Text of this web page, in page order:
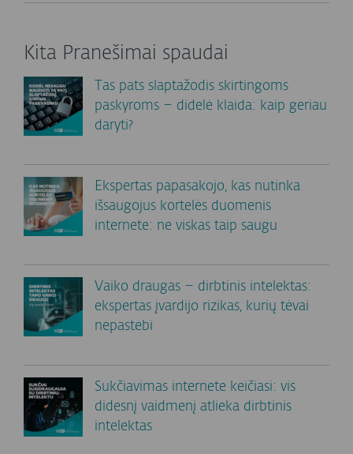
Kita Pranešimai spaudai
Tas pats slaptažodis skirtingoms
paskyroms – didelė klaida: kaip geriau
daryti?
Ekspertas papasakojo, kas nutinka
išsaugojus kortelės duomenis
internete: ne viskas taip saugu
Vaiko draugas – dirbtinis intelektas:
ekspertas įvardijo rizikas, kurių tėvai
nepastebi
Sukčiavimas internete keičiasi: vis
didesnį vaidmenį atlieka dirbtinis
intelektas